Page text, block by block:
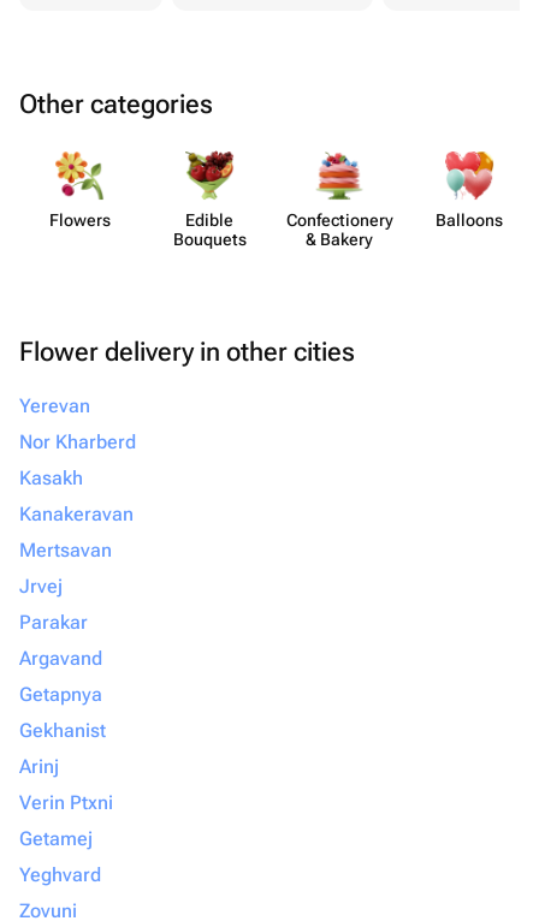
Other categories
Flowers
Edible
Bouquets
Confect​ionery
& Bakery
Balloons
Flower delivery in other cities
Yerevan
Nor Kharberd
Kasakh
Kanakeravan
Mertsavan
Jrvej
Parakar
Argavand
Getapnya
Gekhanist
Arinj
Verin Ptxni
Getamej
Yeghvard
Zovuni